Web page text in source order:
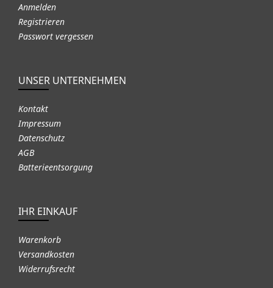
Anmelden
Registrieren
Passwort vergessen
UNSER UNTERNEHMEN
Kontakt
Impressum
Datenschutz
AGB
Batterieentsorgung
IHR EINKAUF
Warenkorb
Versandkosten
Widerrufsrecht